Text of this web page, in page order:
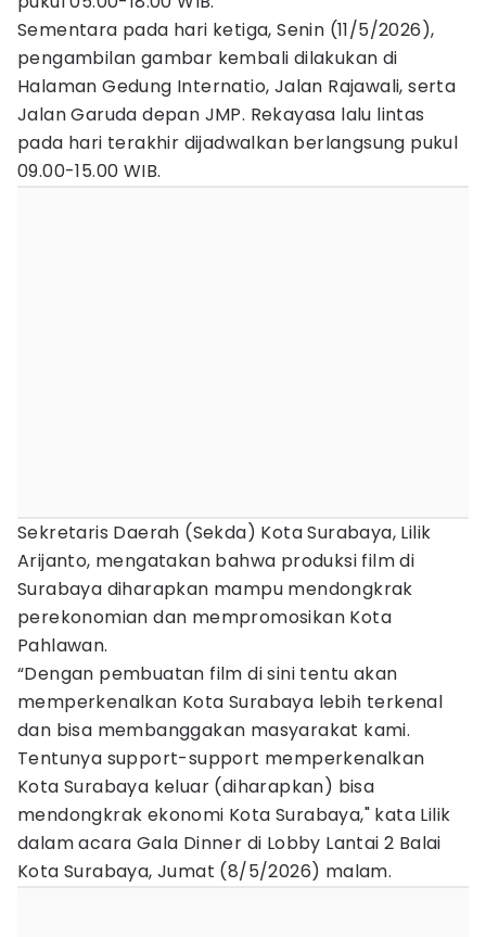
Sementara pada hari ketiga, Senin (11/5/2026),
pengambilan gambar kembali dilakukan di
Halaman Gedung Internatio, Jalan Rajawali, serta
Jalan Garuda depan JMP. Rekayasa lalu lintas
pada hari terakhir dijadwalkan berlangsung pukul
09.00-15.00 WIB.
Sekretaris Daerah (Sekda) Kota Surabaya, Lilik
Arijanto, mengatakan bahwa produksi film di
Surabaya diharapkan mampu mendongkrak
perekonomian dan mempromosikan Kota
Pahlawan.
“Dengan pembuatan film di sini tentu akan
memperkenalkan Kota Surabaya lebih terkenal
dan bisa membanggakan masyarakat kami.
Tentunya support-support memperkenalkan
Kota Surabaya keluar (diharapkan) bisa
mendongkrak ekonomi Kota Surabaya," kata Lilik
dalam acara Gala Dinner di Lobby Lantai 2 Balai
Kota Surabaya, Jumat (8/5/2026) malam.